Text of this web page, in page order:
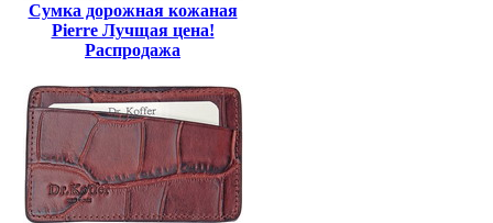
Сумка дорожная кожаная
Pierre Лучщая цена!
Распродажа